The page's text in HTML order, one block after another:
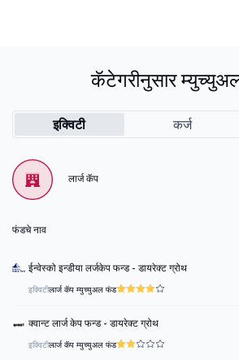
कॅटेगरीनुसार
इक्विटी कर्ज
लार्ज कॅप
फंडचे नाव
ईन्वेस्को इन्डीया लर्जकेप फन्ड - डायरेक्ट ग्रोथ
इक्विटीलार्ज कॅप म्युच्युअल फंड
क्वान्ट लार्ज केप फन्ड - डायरेक्ट ग्रोथ
इक्विटीलार्ज कॅप म्युच्युअल फंड